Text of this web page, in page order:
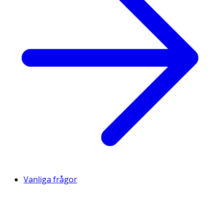
Vanliga frågor